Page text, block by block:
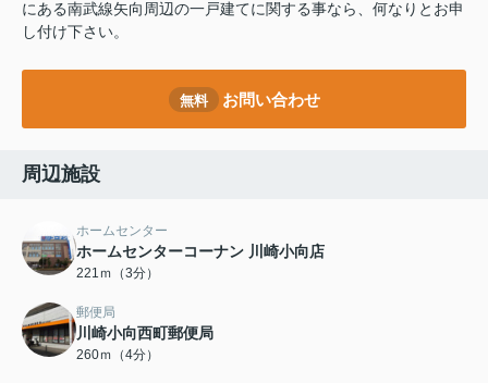
にある南武線矢向周辺の一戸建てに関する事なら、何なりとお申
し付け下さい。
無料 お問い合わせ
周辺施設
ホームセンター
ホームセンターコーナン 川崎小向店
221ｍ（3分）
郵便局
川崎小向西町郵便局
260ｍ（4分）